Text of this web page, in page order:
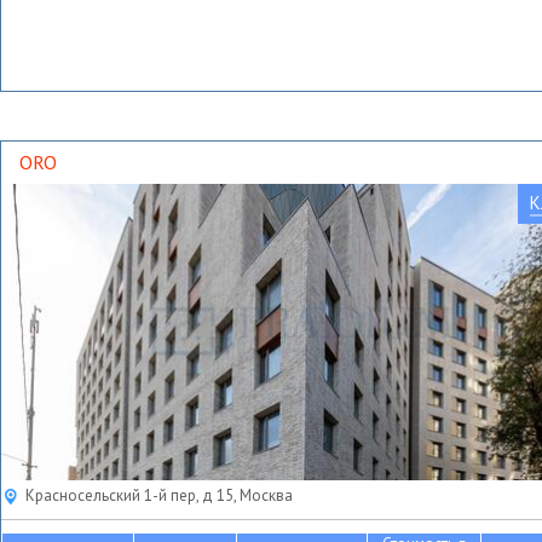
ORO
Красносельский 1-й пер, д 15, Москва